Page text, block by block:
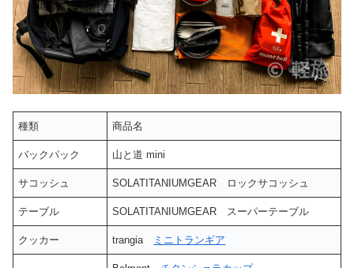
種類 商品名
バックパック 山と道 mini
サコッシュ SOLATITANIUMGEAR ロックサコッシュ
テーブル SOLATITANIUMGEAR スーパーテーブル
クッカー trangia ミニトランギア